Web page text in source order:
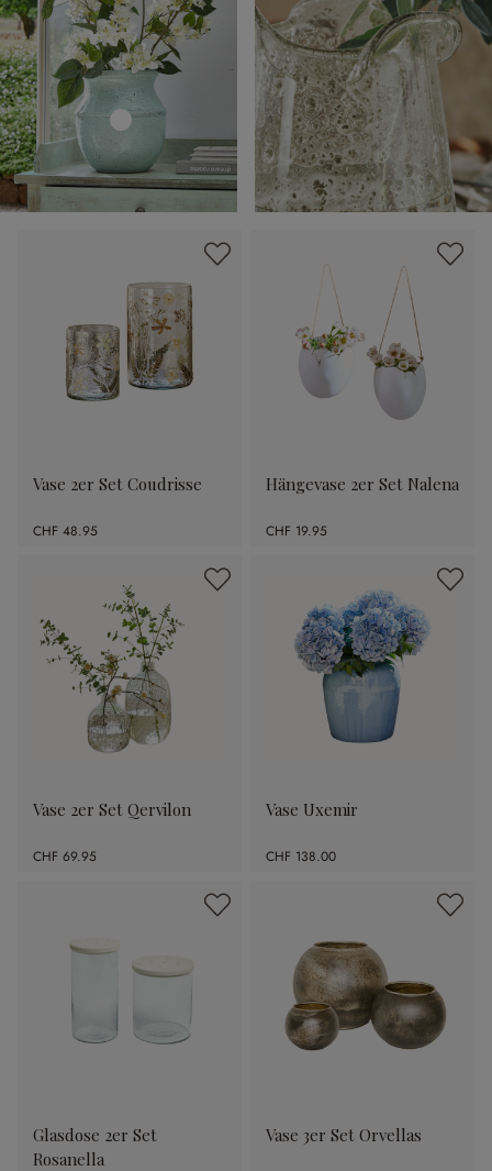
Vase 2er Set Coudrisse
CHF 48.95
Hängevase 2er Set Nalena
CHF 19.95
Vase 2er Set Qervilon
CHF 69.95
Vase Uxemir
CHF 138.00
Glasdose 2er Set
Rosanella
Vase 3er Set Orvellas